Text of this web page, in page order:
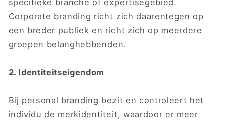
specifieke branche of expertisegebied.
Corporate branding richt zich daarentegen op
een breder publiek en richt zich op meerdere
groepen belanghebbenden.
2. Identiteitseigendom
Bij personal branding bezit en controleert het
individu de merkidentiteit, waardoor er meer